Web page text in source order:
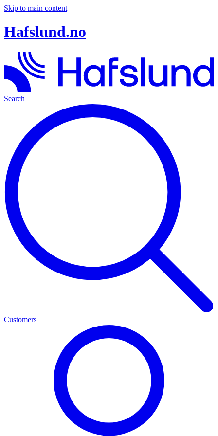
Skip to main content
Hafslund.no
Search
Customers